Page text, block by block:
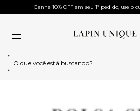
Ganhe 10% OFF em seu 1º pedido, use o